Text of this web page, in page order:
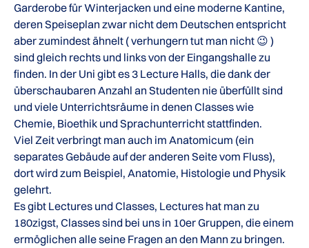
Garderobe für Winterjacken und eine moderne Kantine,
deren Speiseplan zwar nicht dem Deutschen entspricht
aber zumindest ähnelt ( verhungern tut man nicht 😉 )
sind gleich rechts und links von der Eingangshalle zu
finden. In der Uni gibt es 3 Lecture Halls, die dank der
überschaubaren Anzahl an Studenten nie überfüllt sind
und viele Unterrichtsräume in denen Classes wie
Chemie, Bioethik und Sprachunterricht stattfinden.
Viel Zeit verbringt man auch im Anatomicum (ein
separates Gebäude auf der anderen Seite vom Fluss),
dort wird zum Beispiel, Anatomie, Histologie und Physik
gelehrt.
Es gibt Lectures und Classes, Lectures hat man zu
180zigst, Classes sind bei uns in 10er Gruppen, die einem
ermöglichen alle seine Fragen an den Mann zu bringen.